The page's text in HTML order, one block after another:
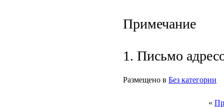
Примечание
1. Письмо
Размещено в Без категории
«